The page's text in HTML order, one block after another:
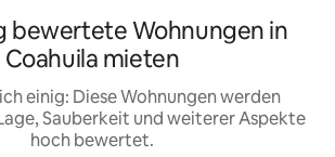
bewertete Wohnungen in
Coahuila mieten
einig: Diese Wohnungen werden
Sauberkeit und weiterer Aspekte
hoch bewertet.